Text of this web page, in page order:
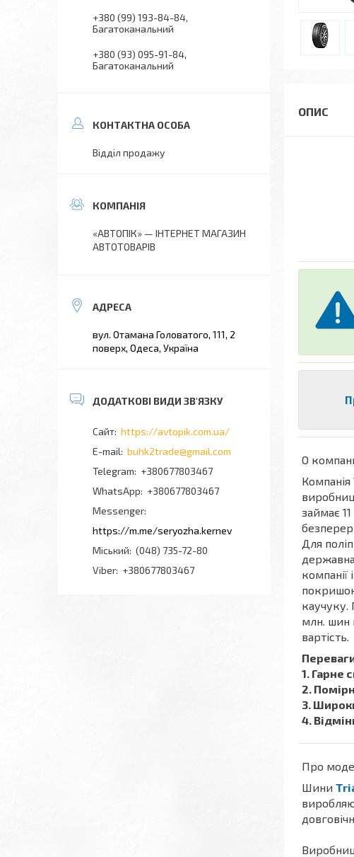
О
Компанія
займає
Для
компанії
каучуку.
млн. шин
вартість.
​​1. Гарне
2.
3.
4.
Про
Шини
+380 (99) 193-84-84
Багатоканальний
+380 (93) 095-91-84
Багатоканальний
Відділ продажу
«АВТОПІК» — ІНТЕРНЕТ МАГАЗИН
АВТОТОВАРІВ
вул. Отамана Головатого, 111, 2
поверх, Одеса, Україна
https://avtopik.com.ua/
buhk2trade@gmail.com
+380677803467
+380677803467
Messenger
https://m.me/seryozha.kernev
Міський (048) 735-72-80
Viber +380677803467